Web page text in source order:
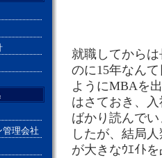
就職してから
のに15年なん
ようにMBAを
はさておき、
ばかり読んで
したが、結局
が大きなｳｴｲﾄ
管理会社